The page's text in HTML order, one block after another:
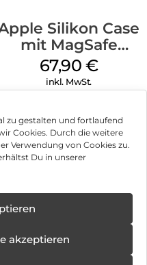
zu gestalten und fortlaufend
Cookies. Durch die weitere
Verwendung von Cookies zu.
Du in unserer
akzeptieren
Silikon Case
mit MagSafe
iPhone 14 Pro
(PRODUCT)RED
67,90 €
inkl. MwSt.